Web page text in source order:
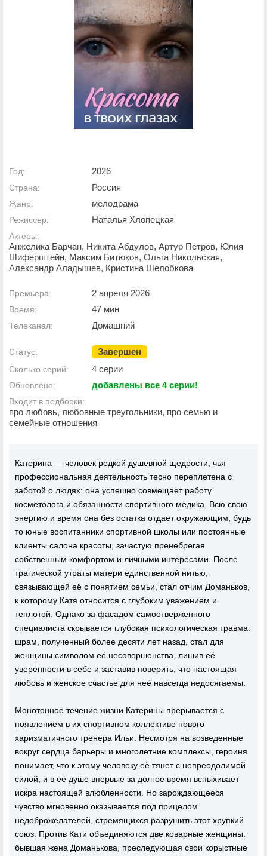
Год: 2026
Страна: Россия
Жанр: мелодрама
Режиссер: Наталья Хлопецкая
Актёры:
Анжелика Барчан, Никита Абдулов, Артур Петров, Юлия
Шиферштейн, Максим Битюков, Ольга Никольская,
Александр Аладышев, Кристина Шелобкова
Премьера: 2 апреля 2026
Время: 47 мин
Телеканал: Домашний
Статус: Завершен
Сколько серий: 4 серии
Обновлено: добавлены все 4 серии!
Входит в подборки:
про любовь, любовные треугольники, про семью и
семейные отношения
Катерина — человек редкой душевной щедрости, чья
профессиональная деятельность тесно переплетена с
заботой о людях: она успешно совмещает работу
косметолога и обязанности спортивного медика. Всю свою
энергию и время она без остатка отдает окружающим, будь
то юные воспитанники спортивной школы или постоянные
клиенты салона красоты, зачастую пренебрегая
собственным комфортом и личными интересами. После
трагической утраты матери единственной нитью,
связывающей её с понятием семьи, стал отчим Доманьков,
к которому Катя относится с глубоким уважением и
теплотой. Однако за фасадом самоотверженного
специалиста скрывается глубокая психологическая травма:
шрам, полученный более десяти лет назад, стал для
женщины символом её несовершенства, лишив её
уверенности в себе и заставив поверить, что настоящая
любовь и женское счастье для неё навсегда недосягаемы.
Монотонное течение жизни Катерины прерывается с
появлением в их спортивном коллективе нового
харизматичного тренера Ильи. Несмотря на возведенные
вокруг сердца барьеры и многолетние комплексы, героиня
понимает, что к этому человеку её тянет с непреодолимой
силой, и в её душе впервые за долгое время вспыхивает
искра настоящей влюбленности. Но зарождающееся
чувство мгновенно оказывается под прицелом
недоброжелателей, стремящихся разрушить этот хрупкий
союз. Против Кати объединяются две коварные женщины:
бывшая жена Доманькова, преследующая свои корыстные